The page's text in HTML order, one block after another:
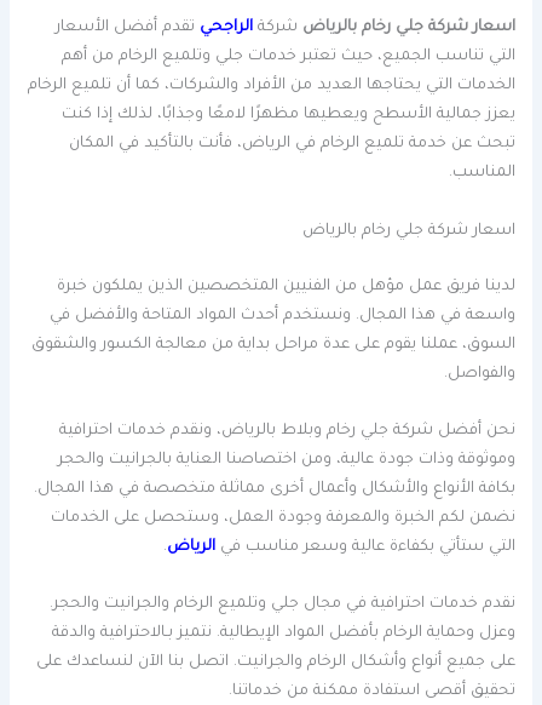
اسعار شركة جلي رخام بالرياض شركةالراجحي تقدم أفضل الأسعار
التي تناسب الجميع، حيث تعتبر خدمات جلي وتلميع الرخام من أهم
الخدمات التي يحتاجها العديد من الأفراد والشركات، كما أن تلميع الرخام
يعزز جمالية الأسطح ويعطيها مظهرًا لامعًا وجذابًا، لذلك إذا كنت
تبحث عن خدمة تلميع الرخام في الرياض، فأنت بالتأكيد في المكان
المناسب.
اسعار شركة جلي رخام بالرياض
لدينا فريق عمل مؤهل من الفنيين المتخصصين الذين يملكون خبرة
واسعة في هذا المجال. ونستخدم أحدث المواد المتاحة والأفضل في
السوق، عملنا يقوم على عدة مراحل بداية من معالجة الكسور والشقوق
والفواصل.
نحن أفضل شركة جلي رخام وبلاط بالرياض، ونقدم خدمات احترافية
وموثوقة وذات جودة عالية، ومن اختصاصنا العناية بالجرانيت والحجر
بكافة الأنواع والأشكال وأعمال أخرى مماثلة متخصصة في هذا المجال.
نضمن لكم الخبرة والمعرفة وجودة العمل، وستحصل على الخدمات
التي ستأتي بكفاءة عالية وسعر مناسب فيالرياض.
نقدم خدمات احترافية في مجال جلي وتلميع الرخام والجرانيت والحجر.
وعزل وحماية الرخام بأفضل المواد الإيطالية. نتميز بـالاحترافية والدقة
على جميع أنواع وأشكال الرخام والجرانيت. اتصل بنا الآن لنساعدك على
تحقيق أقصى استفادة ممكنة من خدماتنا.